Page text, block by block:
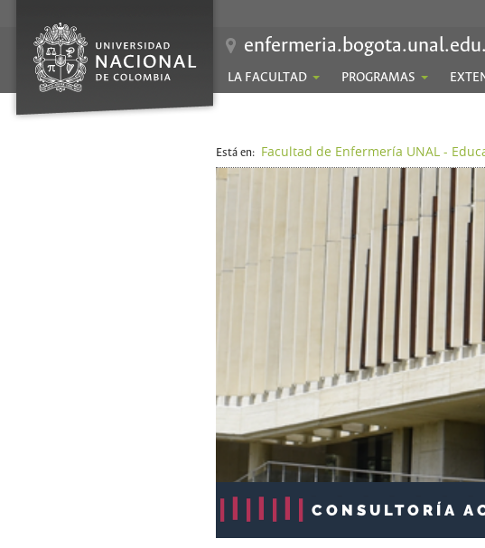
LA FACULTAD PROGRAMAS
Está en: Facultad de Enfermería UNAL -
CONSULTORÍA